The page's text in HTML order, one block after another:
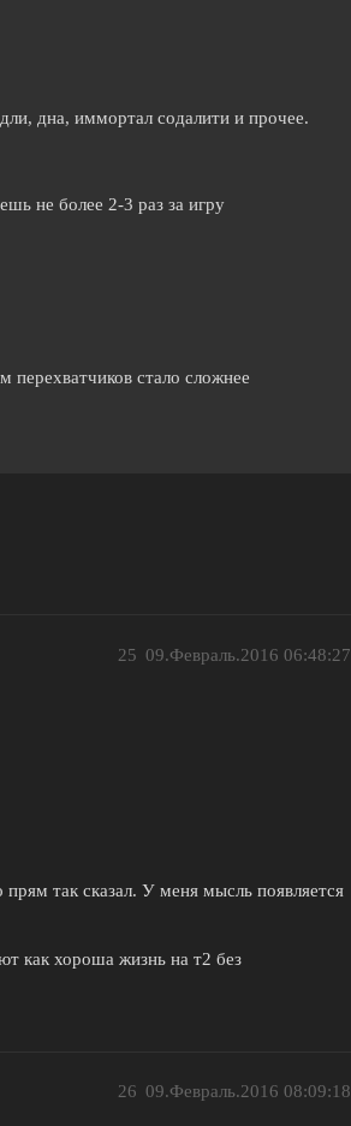
дна, иммортал содалити и прочее.
не более 2-3 раз за игру
перехватчиков стало сложнее
09.Февраль.2016 06:48:27
25
так сказал. У меня мысль появляется
как хороша жизнь на т2 без
09.Февраль.2016 08:09:18
26